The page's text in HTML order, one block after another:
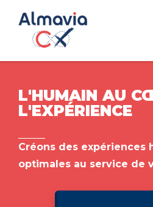
L'HUMAIN AU
L'EXPÉRIENCE
Créons des expériences
optimales au service de